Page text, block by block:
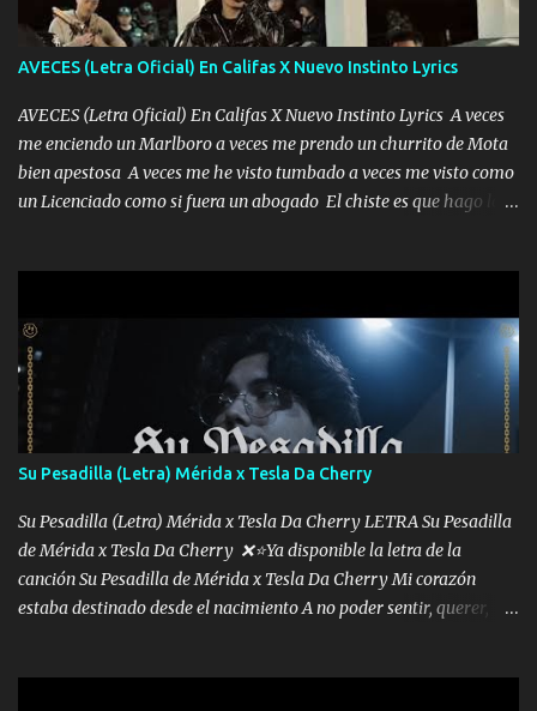
AVECES (Letra Oficial) En Califas X Nuevo Instinto Lyrics
AVECES (Letra Oficial) En Califas X Nuevo Instinto Lyrics A veces
me enciendo un Marlboro a veces me prendo un churrito de Mota
bien apestosa A veces me he visto tumbado a veces me visto como
un Licenciado como si fuera un abogado El chiste es que hago lo
corriente no quieren verte subir de level trucha mis plebes Música
A veces me pongo un sombrero a veces me ven la cachucha de lado
con la mirada siempre en alto A veces me fajó una super o a veces
me fajó una Glock siempre armado todas las generaciones yo
traigo El chiste es que hago lo que quiero pues así soy me mandó
yo tengo el control a todos yo les paro el dedo soy hocicon un
malcriado un malandrón Que Les importa no saben nada falsas
las risas las que me miran hay gente corriente no quieren ve...
Su Pesadilla (Letra) Mérida x Tesla Da Cherry
Su Pesadilla (Letra) Mérida x Tesla Da Cherry LETRA Su Pesadilla
de Mérida x Tesla Da Cherry ❌⭐Ya disponible la letra de la
canción Su Pesadilla de Mérida x Tesla Da Cherry Mi corazón
estaba destinado desde el nacimiento A no poder sentir, querer,